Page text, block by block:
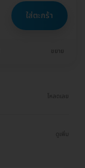
ใส่ตะกร้า
ขยาย
โหลดเลย
ดูเพิ่ม